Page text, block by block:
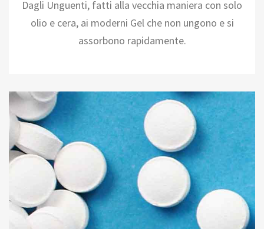
Dagli Unguenti, fatti alla vecchia maniera con solo
olio e cera, ai moderni Gel che non ungono e si
assorbono rapidamente.